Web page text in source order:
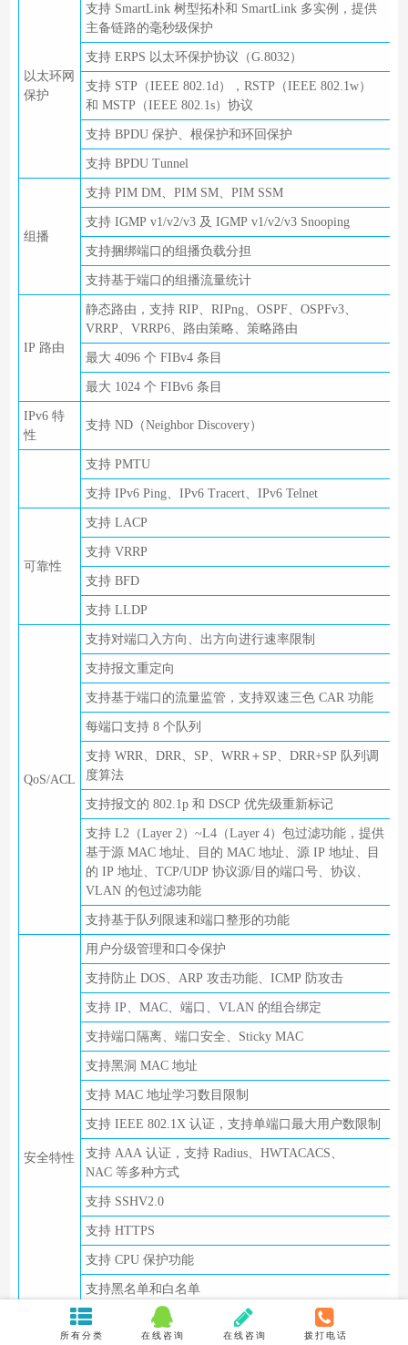
以太环网
保护
支持 SmartLink 树型拓朴和 SmartLink 多实例，提供
主备链路的毫秒级保护
支持 ERPS 以太环保护协议（G.8032）
支持 STP（IEEE 802.1d），RSTP（IEEE 802.1w）
和 MSTP（IEEE 802.1s）协议
支持 BPDU 保护、根保护和环回保护
支持 BPDU Tunnel
组播
支持 PIM DM、PIM SM、PIM SSM
支持 IGMP v1/v2/v3 及 IGMP v1/v2/v3 Snooping
支持捆绑端口的组播负载分担
支持基于端口的组播流量统计
IP 路由
静态路由，支持 RIP、RIPng、OSPF、OSPFv3、
VRRP、VRRP6、路由策略、策略路由
最大 4096 个 FIBv4 条目
最大 1024 个 FIBv6 条目
IPv6 特
性
支持 ND（Neighbor Discovery）
支持 PMTU
支持 IPv6 Ping、IPv6 Tracert、IPv6 Telnet
可靠性
支持 LACP
支持 VRRP
支持 BFD
支持 LLDP
QoS/ACL
支持对端口入方向、出方向进行速率限制
支持报文重定向
支持基于端口的流量监管，支持双速三色 CAR 功能
每端口支持 8 个队列
支持 WRR、DRR、SP、WRR＋SP、DRR+SP 队列调
度算法
支持报文的 802.1p 和 DSCP 优先级重新标记
支持 L2（Layer 2）~L4（Layer 4）包过滤功能，提供
基于源 MAC 地址、目的 MAC 地址、源 IP 地址、目
的 IP 地址、TCP/UDP 协议源/目的端口号、协议、
VLAN 的包过滤功能
支持基于队列限速和端口整形的功能
安全特性
用户分级管理和口令保护
支持防止 DOS、ARP 攻击功能、ICMP 防攻击
支持 IP、MAC、端口、VLAN 的组合绑定
支持端口隔离、端口安全、Sticky MAC
支持黑洞 MAC 地址
支持 MAC 地址学习数目限制
支持 IEEE 802.1X 认证，支持单端口最大用户数限制
支持 AAA 认证，支持 Radius、HWTACACS、
NAC 等多种方式
支持 SSHV2.0
支持 HTTPS
支持 CPU 保护功能
支持黑名单和白名单
支持 DHCP client、DHCP Relay、DHCP Server、
DHCP Snooping
所有分类 在线咨询 在线咨询 拨打电话